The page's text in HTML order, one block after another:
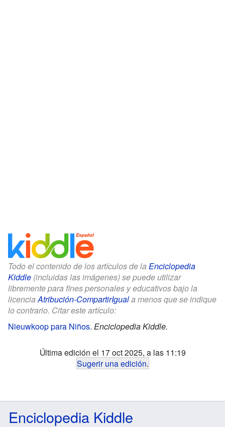
Todo el contenido de los artículos de la Enciclopedia
Kiddle (incluidas las imágenes) se puede utilizar
libremente para fines personales y educativos bajo la
licenciaAtribución-CompartirIguala menos que se indique
lo contrario. Citar este artículo:
Nieuwkoop para Niños. Enciclopedia Kiddle.
Última edición el 17 oct 2025, a las 11:19
Sugerir una edición.
Enciclopedia Kiddle